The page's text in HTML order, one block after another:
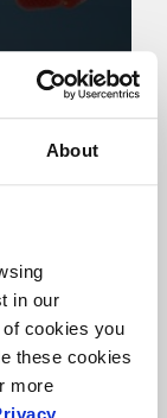
About
in our
cookies you
these cookies
more